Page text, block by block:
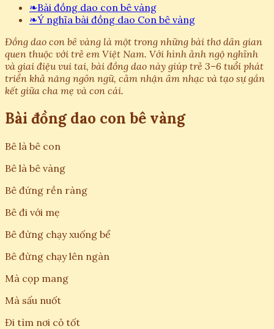
❧Bài đồng dao con bê vàng
❧Ý nghĩa bài đồng dao Con bê vàng
Đồng dao con bê vàng là một trong những bài thơ dân gian
quen thuộc với trẻ em Việt Nam. Với hình ảnh ngộ nghĩnh
và giai điệu vui tai, bài đồng dao này giúp trẻ 3–6 tuổi phát
triển khả năng ngôn ngữ, cảm nhận âm nhạc và tạo sự gắn
kết giữa cha mẹ và con cái.
Bài đồng dao con bê vàng
Bê là bê con
Bê là bê vàng
Bê đứng rền ràng
Bê đi với mẹ
Bê đừng chạy xuống bể
Bê đừng chạy lên ngàn
Mà cọp mang
Mà sấu nuốt
Đi tìm nơi cỏ tốt